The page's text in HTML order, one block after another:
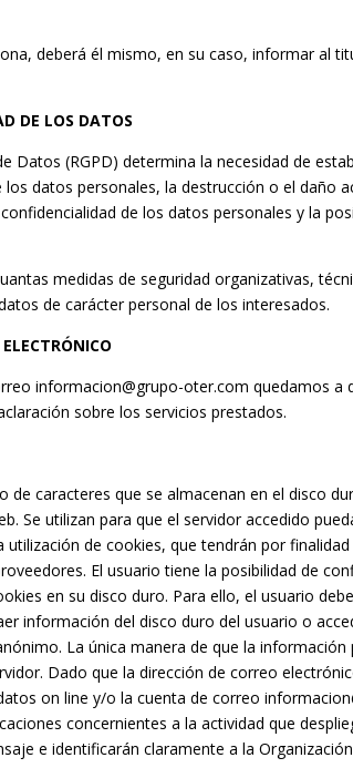
deberá él mismo, en su caso, informar al
DE LOS DATOS
Datos (RGPD) determina la necesidad de
datos personales, la destrucción o el daño
de los datos personales y la
medidas de seguridad organizativas,
de carácter personal de los interesados.
informacion@grupo-oter.com quedamos
sobre los servicios prestados.
caracteres que se almacenan en el disco
Se utilizan para que el servidor accedido
de cookies, que tendrán por
El usuario tiene la posibilidad de
en su disco duro. Para ello, el usuario
información del disco duro del usuario o
La única manera de que la
Dado que la dirección de correo
on line y/o la cuenta de correo
concernientes a la actividad que
e identificarán claramente a la